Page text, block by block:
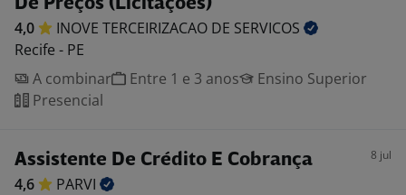
De Preços (Licitações)
4,0 INOVE TERCEIRIZACAO DE SERVICOS
Recife - PE
A combinar
Entre 1 e 3 anos
Ensino Superior
Presencial
Assistente De Crédito E Cobrança 8 jul
4,6
PARVI